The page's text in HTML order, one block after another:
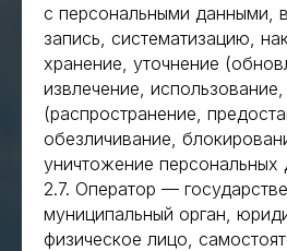
с персональными данными,
запись, систематизацию,
хранение, уточнение
извлечение,
(распространение,
обезличивание,
уничтожение персональных
2.7. Оператор —
муниципальный орган,
физическое лицо,